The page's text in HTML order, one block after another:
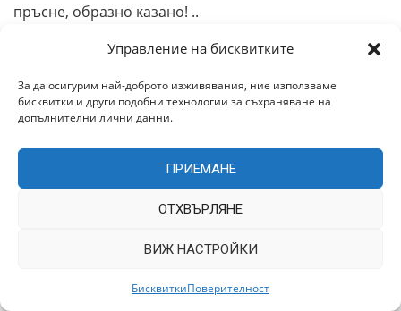
Управление на бисквитките
За да осигурим най-доброто изживявания, ние използваме
бисквитки и други подобни технологии за съхраняване на
допълнителни лични данни.
ПРИЕМАНЕ
ОТХВЪРЛЯНЕ
ВИЖ НАСТРОЙКИ
БисквиткиПоверителност
пръсне, образно казано! ..
И всичко това не са мои измислици, всичко това се
микроанатомичен ултразвук, с помощта на който се
виждат всички тези свивания и спад на скоростта на
кръвния поток. Обикновено скоростта на кръвния
поток е 50 cm / s, а при някои пациенти е само 10 cm
/ s – сърцето опитва, но не може да се справи.
Разбира се, такъв пациент ще има главоболие и
Още веднъж: Това, което казах, не е хипотеза. Дори